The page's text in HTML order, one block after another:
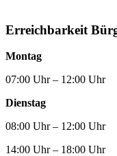
Erreichbarkeit
Montag
07:00 Uhr – 12:00 Uhr
Dienstag
08:00 Uhr – 12:00 Uhr
14:00 Uhr – 18:00 Uhr